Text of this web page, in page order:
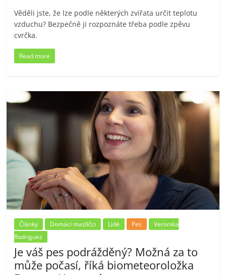
Věděli jste, že lze podle některých zvířata určit teplotu
vzduchu? Bezpečně ji rozpoznáte třeba podle zpěvu
cvrčka.
Read more
Články Domácí mazlíčci Lidé Pes
Veronika
Rodriguez
Je váš pes podrážděný? Možná za to
může počasí, říká biometeoroložka